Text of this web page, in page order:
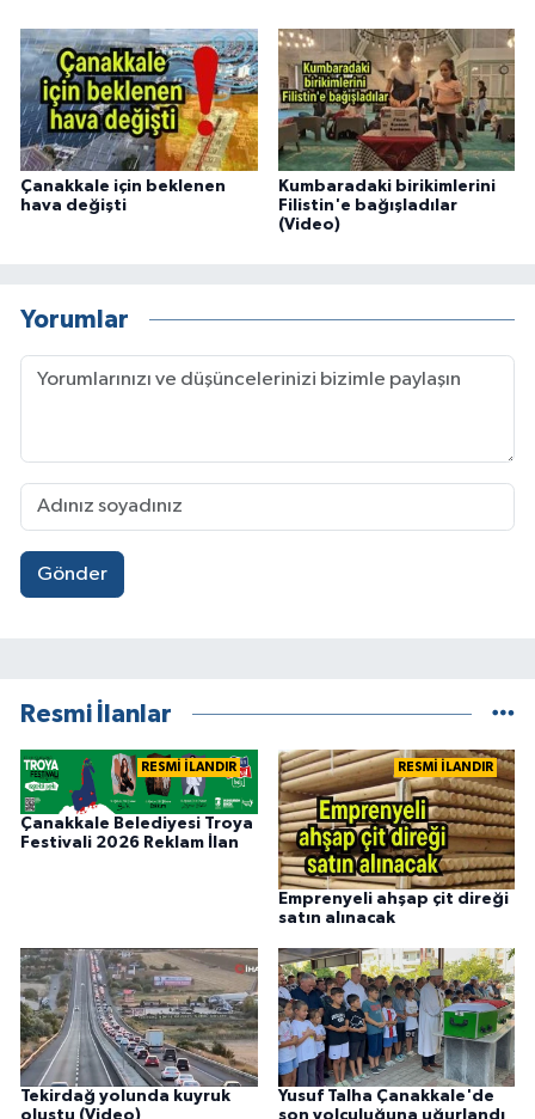
Çanakkale için beklenen
hava değişti
Kumbaradaki birikimlerini
Filistin'e bağışladılar
(Video)
Yorumlar
Gönder
Resmi İlanlar
RESMİ İLANDIR
Çanakkale Belediyesi Troya
Festivali 2026 Reklam İlan
RESMİ İLANDIR
Emprenyeli ahşap çit direği
satın alınacak
Tekirdağ yolunda kuyruk
oluştu (Video)
Yusuf Talha Çanakkale'de
son yolculuğuna uğurlandı